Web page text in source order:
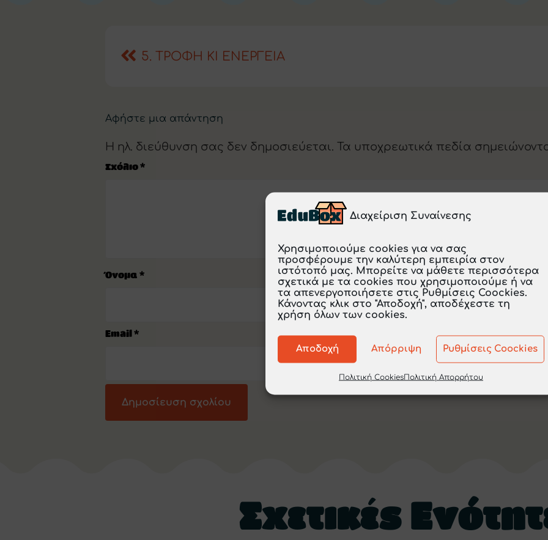
Διαχείριση Συναίνεσης
Χρησιμοποιούμε cookies για να σας
προσφέρουμε την καλύτερη εμπειρία στον
ιστότοπό μας. Μπορείτε να μάθετε περισσότερα
σχετικά με τα cookies που χρησιμοποιούμε ή να
τα απενεργοποιήσετε στις Ρυθμίσεις Coockies.
Κάνοντας κλικ στο "Αποδοχή", αποδέχεστε τη
χρήση όλων των cookies.
Αποδοχή Απόρριψη Ρυθμίσεις Coockies
Πολιτική CookiesΠολιτική Απορρήτου
5. ΤΡΟΦΗ ΚΙ ΕΝΕΡΓΕΙΑ
Αφήστε μια απάντηση
Η ηλ. διεύθυνση σας δεν δημοσιεύεται. Τα υποχρεωτικά πεδία
Σχόλιο *
Όνομα *
Email *
Σχετικές